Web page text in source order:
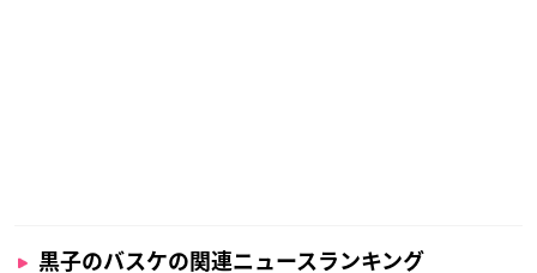
黒子のバスケの関連ニュースランキング